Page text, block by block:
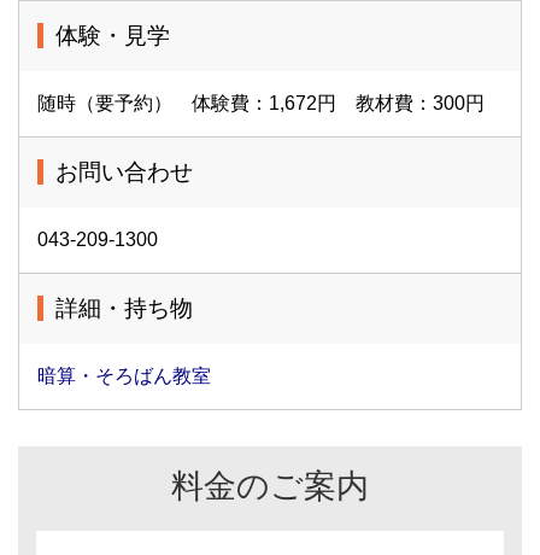
体験・見学
随時（要予約） 体験費：1,672円 教材費：300円
お問い合わせ
043-209-1300
詳細・持ち物
暗算・そろばん教室
料金のご案内